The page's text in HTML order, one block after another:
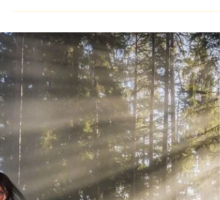
Hören) Bibi Blocksberg Link: Dopellick auf den...